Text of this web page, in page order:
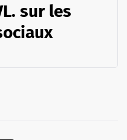
sur les